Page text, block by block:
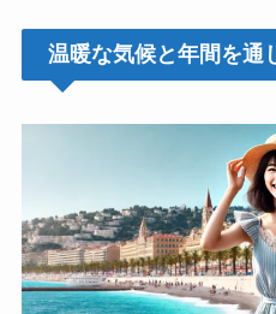
温暖な気候と年間を通